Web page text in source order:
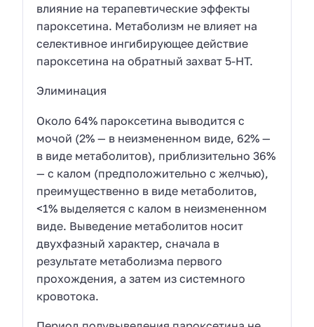
влияние на терапевтические эффекты
пароксетина. Метаболизм не влияет на
селективное ингибирующее действие
пароксетина на обратный захват 5-НТ.
Элиминация
Около 64% пароксетина выводится с
мочой (2% — в неизмененном виде, 62% —
в виде метаболитов), приблизительно 36%
— с калом (предположительно с желчью),
преимущественно в виде метаболитов,
<1% выделяется с калом в неизмененном
виде. Выведение метаболитов носит
двухфазный характер, сначала в
результате метаболизма первого
прохождения, а затем из системного
кровотока.